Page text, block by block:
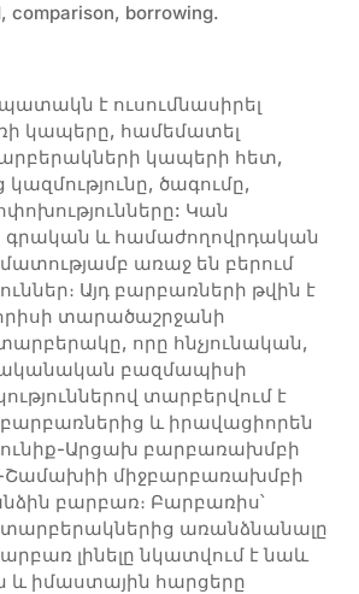
comparison, borrowing.
է ուսումնասիրել
կապերը, համեմատել
կապերի հետ,
կազմությունը, ծագումը,
Կան
գրական և համաժողովրդական
առաջ են բերում
Այդ բարբառների թվին է
տարածաշրջանի
որը հնչյունական,
բազմապիսի
տարբերվում է
բարբառներից և իրավացիորեն
Արցախ բարբառախմբի
միջբարբառախմբի
բարբառ։ Բարբառիս՝
տարբերակներից առանձնանալը
լինելը նկատվում է նաև
և իմաստային հարցերը